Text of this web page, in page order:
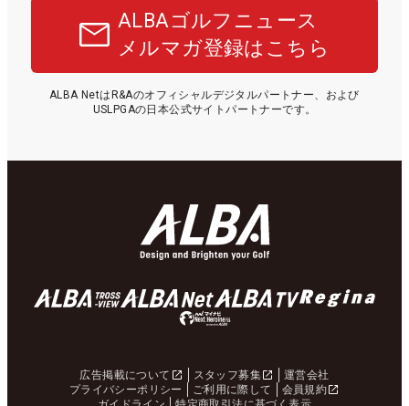
ALBAゴルフニュース
メルマガ登録はこちら
ALBA NetはR&Aのオフィシャルデジタルパートナー、および
USLPGAの日本公式サイトパートナーです。
広告掲載について スタッフ募集
運営会社
プライバシーポリシー
ご利用に際して
会員規約